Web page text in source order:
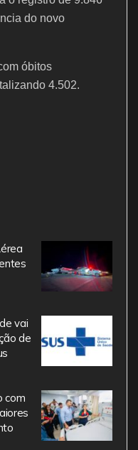
do novo
óbitos
4.502.
vai
de
com